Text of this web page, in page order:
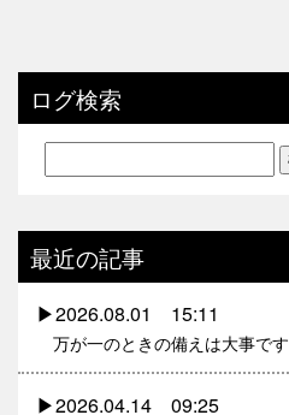
ログ検索
最近の記事
2026.08.01 15:11
万が一のときの備えは大事です
2026.04.14 09:25